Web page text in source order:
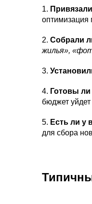
1.
оптимизация
2.Собрали
жилья»,
3.
4. Готовы ли
бюджет
5. Есть ли у
для сбора